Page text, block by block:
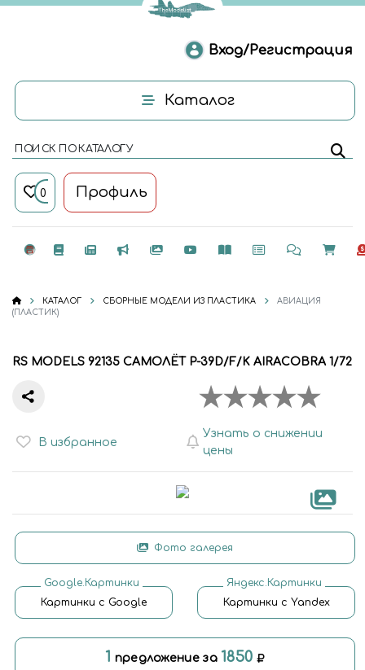
Вход/Регистрация
Каталог
ПОИСК ПО КАТАЛОГУ
0 Профиль
КАТАЛОГ СБОРНЫЕ МОДЕЛИ ИЗ ПЛАСТИКА
АВИАЦИЯ
(ПЛАСТИК)
RS MODELS 92135 САМОЛЁТ P-39D/F/K AIRACOBRA 1/72
В избранное
Узнать о снижении
цены
Фото галерея
Google.Картинки
Картинки с Google
Яндекс.Картинки
Картинки с Yandex
1 предложение за 1850